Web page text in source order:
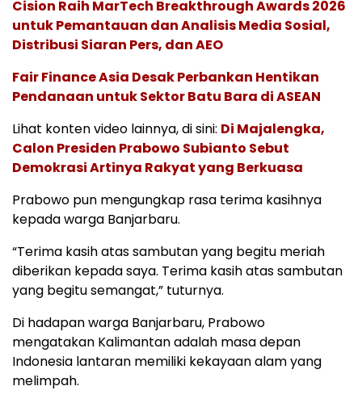
Cision Raih MarTech Breakthrough Awards 2026
untuk Pemantauan dan Analisis Media Sosial,
Distribusi Siaran Pers, dan AEO
Fair Finance Asia Desak Perbankan Hentikan
Pendanaan untuk Sektor Batu Bara di ASEAN
Lihat konten video lainnya, di sini: Di Majalengka,
Calon Presiden Prabowo Subianto Sebut
Demokrasi Artinya Rakyat yang Berkuasa
Prabowo pun mengungkap rasa terima kasihnya
kepada warga Banjarbaru.
“Terima kasih atas sambutan yang begitu meriah
diberikan kepada saya. Terima kasih atas sambutan
yang begitu semangat,” tuturnya.
Di hadapan warga Banjarbaru, Prabowo
mengatakan Kalimantan adalah masa depan
Indonesia lantaran memiliki kekayaan alam yang
melimpah.